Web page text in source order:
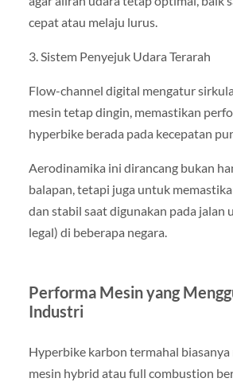
cepat atau melaju lurus.
3. Sistem Penyejuk Udara Terarah
Flow-channel digital mengatur
mesin tetap dingin, memastikan
hyperbike berada pada kecepatan
Aerodinamika ini dirancang bukan
balapan, tetapi juga untuk
dan stabil saat digunakan pada jalan
legal) di beberapa negara.
Performa Mesin yang
Industri
Hyperbike karbon termahal biasanya
mesin hybrid atau full combustion